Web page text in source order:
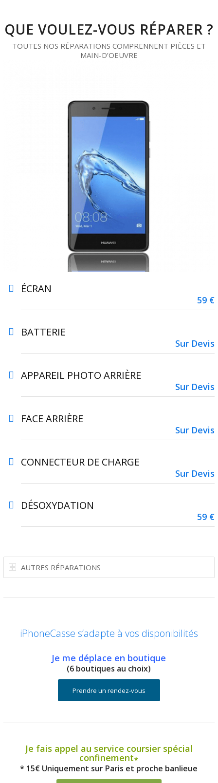
QUE VOULEZ-VOUS RÉPARER ?
TOUTES NOS RÉPARATIONS COMPRENNENT PIÈCES ET
MAIN-D’OEUVRE
ÉCRAN
59 €
BATTERIE
Sur Devis
APPAREIL PHOTO ARRIÈRE
Sur Devis
FACE ARRIÈRE
Sur Devis
CONNECTEUR DE CHARGE
Sur Devis
DÉSOXYDATION
59 €
AUTRES RÉPARATIONS
iPhoneCasse s’adapte à vos disponibilités
Je me déplace en boutique
(6 boutiques au choix)
Prendre un rendez-vous
Je fais appel au service coursier spécial
confinement∗
* 15€ Uniquement sur Paris et proche banlieue